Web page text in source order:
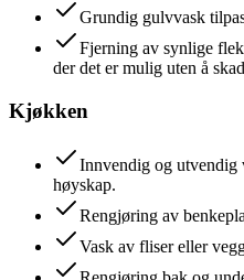
Grundig gulvvask
Fjerning av synlige
der det er mulig uten å
Kjøkken
Innvendig og utvendig
høyskap.
Rengjøring av
Vask av fliser eller